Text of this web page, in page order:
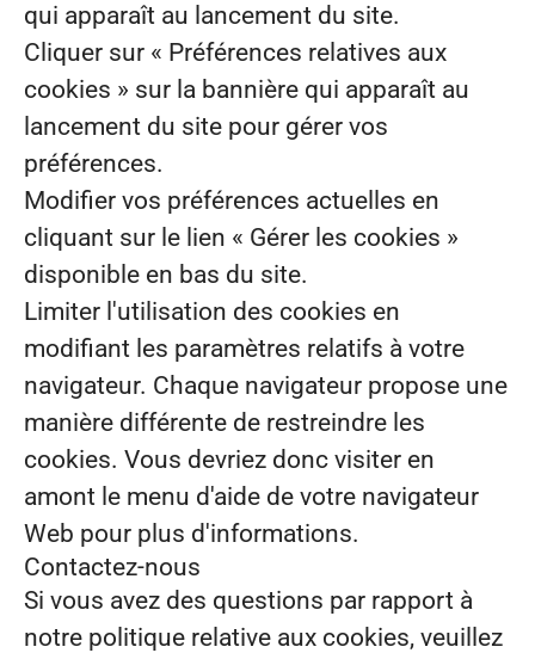
qui apparaît au lancement du site.
Cliquer sur « Préférences relatives aux
cookies » sur la bannière qui apparaît au
lancement du site pour gérer vos
préférences.
Modifier vos préférences actuelles en
cliquant sur le lien « Gérer les cookies »
disponible en bas du site.
Limiter l'utilisation des cookies en
modifiant les paramètres relatifs à votre
navigateur. Chaque navigateur propose une
manière différente de restreindre les
cookies. Vous devriez donc visiter en
amont le menu d'aide de votre navigateur
Web pour plus d'informations.
Contactez-nous
Si vous avez des questions par rapport à
notre politique relative aux cookies, veuillez